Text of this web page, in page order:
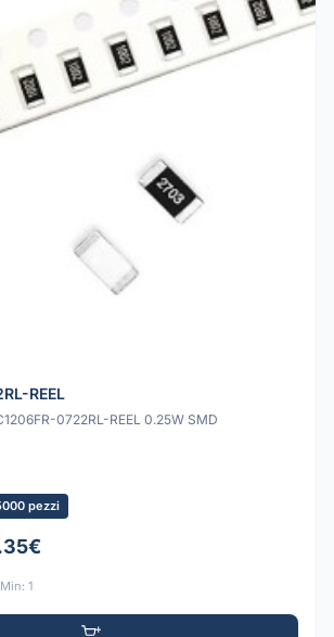
REEL
0722RL-REEL 0.25W SMD
pezzi
Min: 1